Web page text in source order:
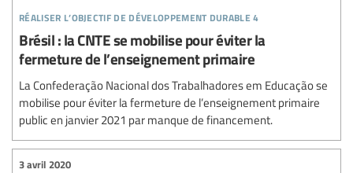
réaliser l’objectif de développement durable 4
Brésil : la CNTE se mobilise pour éviter la
fermeture de l’enseignement primaire
La Confederação Nacional dos Trabalhadores em Educação se
mobilise pour éviter la fermeture de l’enseignement primaire
public en janvier 2021 par manque de financement.
3 avril 2020